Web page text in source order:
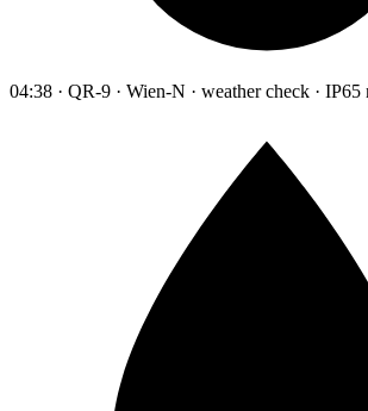
04:38 · QR-9 · Wien-N · weather check · IP65